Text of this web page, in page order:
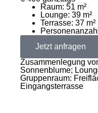
Raum: 51 m²
Lounge: 39 m²
Terrasse: 37 m²
Jetzt anfragen
Zusammenlegung
Sonnenblume;
Gruppenraum:
Eingangsterrasse